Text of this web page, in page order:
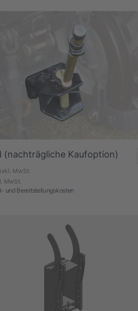
(nachträgliche Kaufoption)
MwSt.
MwSt.
und Bereitstellungskosten